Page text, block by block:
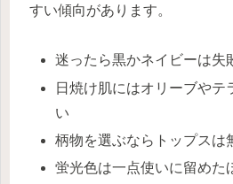
すい傾向があります。
迷ったら黒かネイビーは失
日焼け肌にはオリーブやテ
い
柄物を選ぶならトップスは
蛍光色は一点使いに留めた